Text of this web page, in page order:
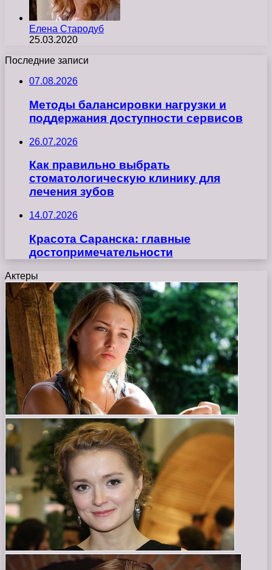
Елена Стародуб
25.03.2020
Последние записи
07.08.2026
Методы балансировки нагрузки и
поддержания доступности сервисов
26.07.2026
Как правильно выбрать
стоматологическую клинику для
лечения зубов
14.07.2026
Красота Саранска: главные
достопримечательности
Актеры